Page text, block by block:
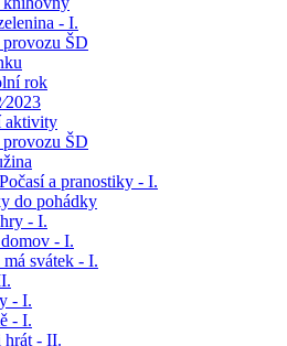
- I.
provozu ŠD
rok
aktivity
provozu ŠD
a pranostiky - I.
do pohádky
- I.
- I.
svátek - I.
- I.
- I.
hrát - II.